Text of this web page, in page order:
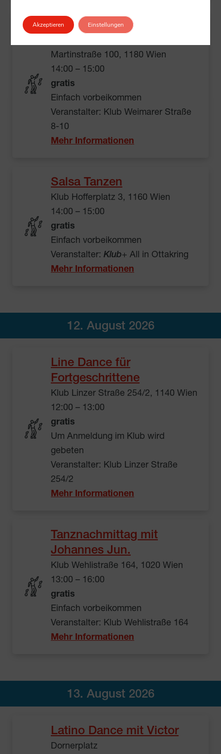
Tanzen
Martinstraße 100, 1180 Wien
14:00 – 15:00
gratis
Einfach vorbeikommen
Veranstalter: Klub Weimarer Straße
8-10
Mehr Informationen
Salsa Tanzen
Klub Hofferplatz 3, 1160 Wien
14:00 – 15:00
gratis
Einfach vorbeikommen
Veranstalter: Klub+ All in Ottakring
Mehr Informationen
12. August 2026
Line Dance für
Fortgeschrittene
Klub Linzer Straße 254/2, 1140 Wien
12:00 – 13:00
gratis
Um Anmeldung im Klub wird
gebeten
Veranstalter: Klub Linzer Straße
254/2
Mehr Informationen
Tanznachmittag mit
Johannes Jun.
Klub Wehlistraße 164, 1020 Wien
13:00 – 16:00
gratis
Einfach vorbeikommen
Veranstalter: Klub Wehlistraße 164
Mehr Informationen
13. August 2026
Latino Dance mit Victor
Dornerplatz
Akzeptieren Einstellungen